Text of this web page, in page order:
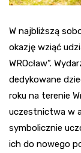
W najbliższą
okazję wziąć
WROcław”.
dedykowane
roku na terenie
uczestnictwa w
symbolicznie
ich do nowego